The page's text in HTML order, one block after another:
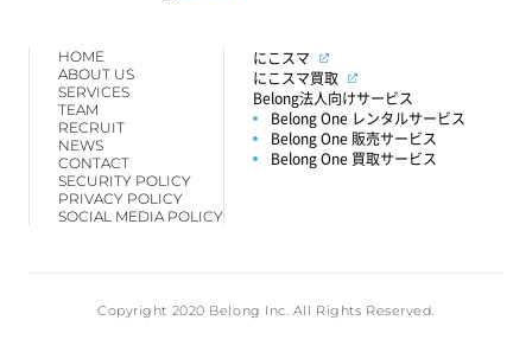
HOME
ABOUT US
SERVICES
TEAM
RECRUIT
NEWS
CONTACT
SECURITY POLICY
PRIVACY POLICY
SOCIAL MEDIA POLICY
にこスマ
にこスマ買取
Belong法人向けサービス
Belong One レンタルサービス
Belong One 販売サービス
Belong One 買取サービス
Copyright 2020 Belong Inc. All Rights Reserved.